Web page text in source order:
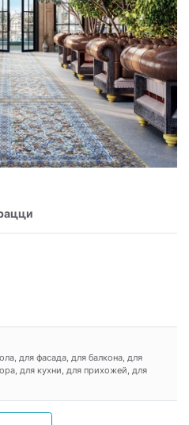
для фасада, для балкона, для
для кухни, для прихожей, для